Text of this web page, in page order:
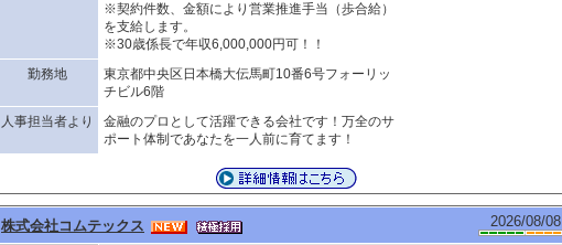
※契約件数、金額により営業推進手当（歩合給）
を支給します。
※30歳係長で年収6,000,000円可！！
勤務地
東京都中央区日本橋大伝馬町10番6号フォーリッ
チビル6階
人事担当者より
金融のプロとして活躍できる会社です！万全のサ
ポート体制であなたを一人前に育てます！
株式会社コムテックス 2026/08/08